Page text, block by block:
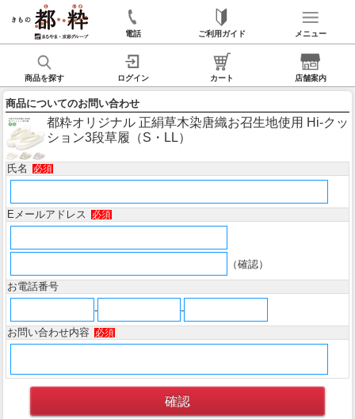
電話 ご利用ガイド メニュー
商品を探す ログイン カート 店舗案内
商品についてのお問い合わせ
都粋オリジナル 正絹草木染唐織お召生地使用 Hi-クッ
ション3段草履（S・LL）
氏名 必須
Eメールアドレス 必須
（確認）
お電話番号
-
-
お問い合わせ内容
必須